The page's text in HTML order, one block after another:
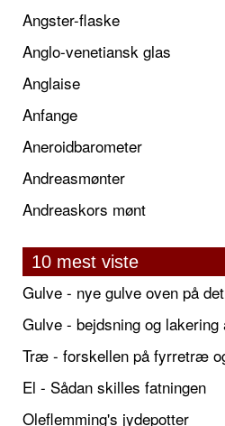
Angster-flaske
Anglo-venetiansk glas
Anglaise
Anfange
Aneroidbarometer
Andreasmønter
Andreaskors mønt
10 mest viste
Gulve - nye gulve oven på
Gulve - bejdsning og
Træ - forskellen på fyrretræ
El - Sådan skilles fatningen
Oleflemming's jydepotter